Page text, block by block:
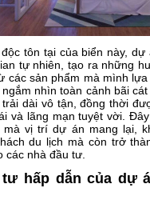
tôn tại của biển này,
tự nhiên, tạo ra những
các sản phẩm mà mình
nhìn toàn cảnh bãi
trải dài vô tận, đồng thời
và lãng mạn tuyệt vời.
mà vị trí dự án mang lại,
du lịch mà còn trở
các nhà đầu tư.
hấp dẫn của dự